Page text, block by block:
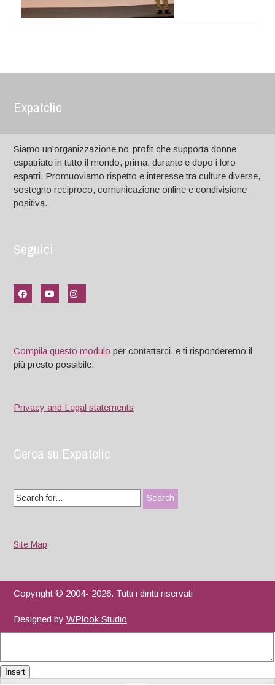
Expatclic
Siamo un'organizzazione no-profit che supporta donne
espatriate in tutto il mondo, prima, durante e dopo i loro
espatri. Promuoviamo rispetto e interesse tra culture diverse,
sostegno reciproco, comunicazione online e condivisione
positiva.
Seguici
Compila questo modulo per contattarci, e ti risponderemo il
più presto possibile.
Privacy and Legal statements
Cerca su Expatclic
Search
for:
Site Map
Copyright © 2004- 2026. Tutti i diritti riservati
Designed byWPlook Studio
Insert